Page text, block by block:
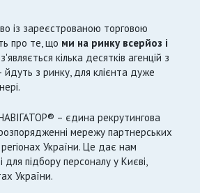
із зареєстрованою торговою
про те, що ми на ринку всерйоз і
кілька десятків агенцій з
з ринку, для клієнта дуже
– єдина рекрутингова
мережу партнерських
України. Це дає нам
підбору персоналу у Києві,
України.